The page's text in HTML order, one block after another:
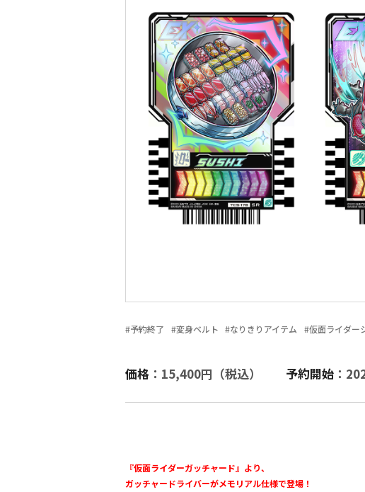
#予約終了 #変身ベルト #なりきりアイテム #仮面ライダー
価格 ：15,400円（税込） 予約開始 ：
『仮面ライダーガッチャード』より、
ガッチャードライバーがメモリアル仕様で登場！